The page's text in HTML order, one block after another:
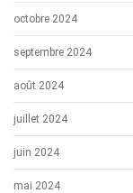
octobre 2024
septembre 2024
août 2024
juillet 2024
juin 2024
mai 2024